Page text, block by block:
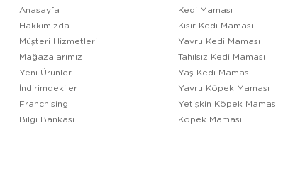
Anasayfa
Hakkımızda
Müşteri Hizmetleri
Mağazalarımız
Yeni Ürünler
İndirimdekiler
Franchising
Bilgi Bankası
Kedi Maması
Kısır Kedi Maması
Yavru Kedi Maması
Tahılsız Kedi Maması
Yaş Kedi Maması
Yavru Köpek Maması
Yetişkin Köpek Maması
Köpek Maması